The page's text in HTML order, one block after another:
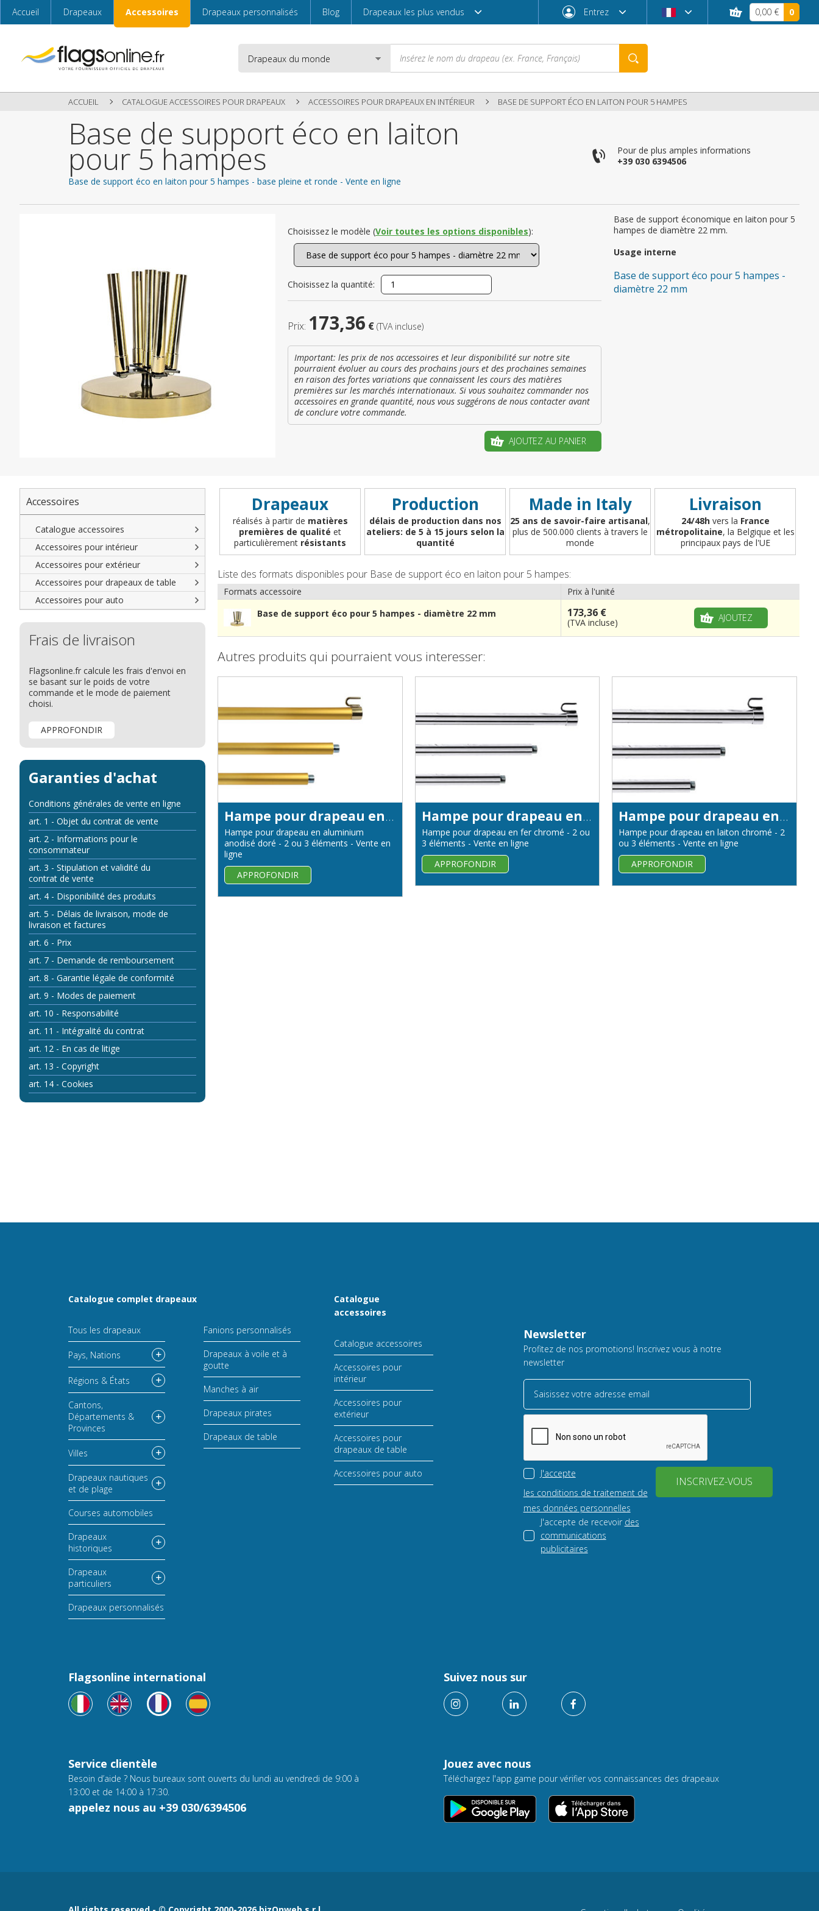
Accueil Drapeaux Accessoires Drapeaux personnalisés Blog Drapeaux les plus vendus Entrez
Entrez
votre première commande
CRÉER UN NOUVEAU COMPTE
0,00 € 0
ACCUEIL CATALOGUE ACCESSOIRES POUR DRAPEAUX ACCESSOIRES POUR DRAPEAUX EN INTÉRIEUR BASE DE SUPPORT ÉCO EN LAITON POUR 5 HAMPES
Base de support éco en laiton
pour 5 hampes
Base de support éco en laiton pour 5 hampes - base pleine et ronde - Vente en ligne
Pour de plus amples informations
+39 030 6394506
Base de support économique en laiton pour 5
hampes de diamètre 22 mm.
Usage interne
Base de support éco pour 5 hampes -
diamètre 22 mm
Choisissez le modèle (Voir toutes les options disponibles):
Choisissez la quantité:
Prix: 173,36 € (TVA incluse)
Important: les prix de nos accessoires et leur disponibilité sur notre site
pourraient évoluer au cours des prochains jours et des prochaines semaines
en raison des fortes variations que connaissent les cours des matières
premières sur les marchés internationaux. Si vous souhaitez commander nos
accessoires en grande quantité, nous vous suggérons de nous contacter avant
de conclure votre commande.
AJOUTEZ AU PANIER
Accessoires
Catalogue accessoires
Accessoires pour intérieur
Accessoires pour extérieur
Accessoires pour drapeaux de table
Accessoires pour auto
Frais de livraison
Flagsonline.fr calcule les frais d'envoi en
se basant sur le poids de votre
commande et le mode de paiement
choisi.
APPROFONDIR
Garanties d'achat
Conditions générales de vente en ligne
art. 1 - Objet du contrat de vente
art. 2 - Informations pour le
consommateur
art. 3 - Stipulation et validité du
contrat de vente
art. 4 - Disponibilité des produits
art. 5 - Délais de livraison, mode de
livraison et factures
art. 6 - Prix
art. 7 - Demande de remboursement
art. 8 - Garantie légale de conformité
art. 9 - Modes de paiement
art. 10 - Responsabilité
art. 11 - Intégralité du contrat
art. 12 - En cas de litige
art. 13 - Copyright
art. 14 - Cookies
Drapeaux
réalisés à partir de matières
premières de qualité et
particulièrement résistants
Production
délais de production dans nos
ateliers: de 5 à 15 jours selon la
quantité
Made in Italy
25 ans de savoir-faire artisanal,
plus de 500.000 clients à travers le
monde
Livraison
24/48hvers la France
métropolitaine, la Belgique et les
principaux pays de l'UE
Liste des formats disponibles pour Base de support éco en laiton pour 5 hampes:
Formats accessoire
Prix à l'unité
Base de support éco pour 5 hampes - diamètre 22 mm
173,36 €
(TVA incluse) AJOUTEZ
Autres produits qui pourraient vous interesser:
Hampe pour drapeau en aluminium anodisé doré - diamètre 22 mm
Hampe pour drapeau en aluminium
anodisé doré - 2 ou 3 éléments - Vente en
ligne
APPROFONDIR
Hampe pour drapeau en fer chromé - diamètre 22 mm
Hampe pour drapeau en fer chromé - 2 ou
3 éléments - Vente en ligne
APPROFONDIR
Hampe pour drapeau en laiton chromé - diamètre 22 mm
Hampe pour drapeau en laiton chromé - 2
ou 3 éléments - Vente en ligne
APPROFONDIR
Catalogue complet drapeaux
Tous les drapeaux
Pays, Nations
Régions & États
Cantons,
Départements &
Provinces
Villes
Drapeaux nautiques
et de plage
Courses automobiles
Drapeaux
historiques
Drapeaux
particuliers
Drapeaux personnalisés
Fanions personnalisés
Drapeaux à voile et à
goutte
Manches à air
Drapeaux pirates
Drapeaux de table
Catalogue
accessoires
Catalogue accessoires
Accessoires pour
intérieur
Accessoires pour
extérieur
Accessoires pour
drapeaux de table
Accessoires pour auto
Newsletter
Profitez de nos promotions! Inscrivez vous à notre
newsletter
Saisissez votre adresse email
J'accepte
les conditions de traitement de
mes données personnelles
J'accepte de recevoir des
communications
publicitaires
INSCRIVEZ-VOUS
Service clientèle
Besoin d’aide ? Nous bureaux sont ouverts du lundi au vendredi de 9:00 à
13:00 et de 14:00 à 17:30.
appelez nous au +39 030/6394506
Flagsonline international Suivez nous sur
Jouez avec nous
Téléchargez l'app game pour vérifier vos connaissances des drapeaux